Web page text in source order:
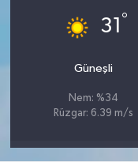
31 °
Güneşli
Nem: %34
Rüzgar: 6.39 m/s